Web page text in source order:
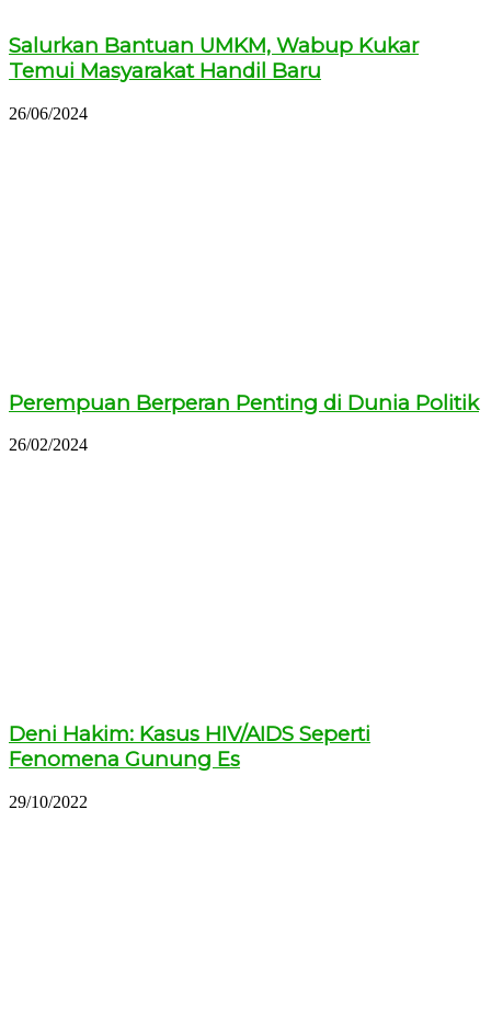
Salurkan Bantuan UMKM, Wabup Kukar
Temui Masyarakat Handil Baru
26/06/2024
Perempuan Berperan Penting di Dunia Politik
26/02/2024
Deni Hakim: Kasus HIV/AIDS Seperti
Fenomena Gunung Es
29/10/2022